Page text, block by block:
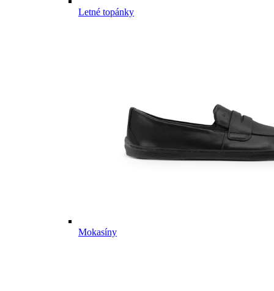
Letné topánky
Mokasíny